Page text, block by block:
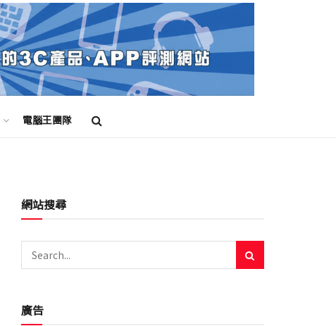
電腦王團隊
網站搜尋
廣告